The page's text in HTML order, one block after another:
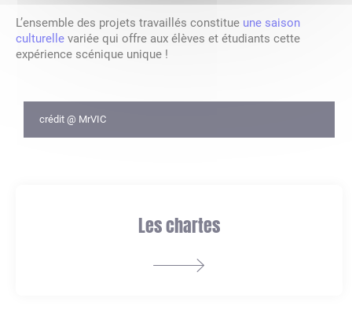
L’ensemble des projets travaillés constitue une saison
culturelle variée qui offre aux élèves et étudiants cette
expérience scénique unique !
crédit @ MrVIC
Les chartes